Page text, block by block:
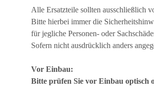
Alle Ersatzteile sollten ausschließlich
Bitte hierbei immer die
für jegliche Personen- oder
Sofern nicht ausdrücklich anders
Vor Einbau:
Bitte prüfen Sie vor Einbau optisch